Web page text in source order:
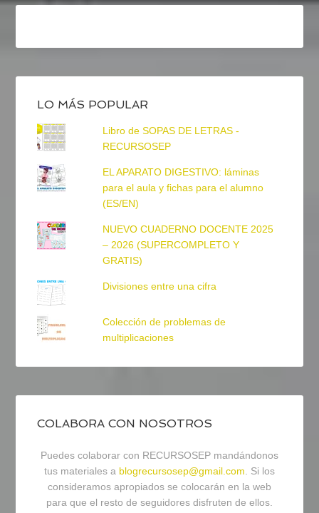
LO MÁS POPULAR
Libro de SOPAS DE LETRAS -
RECURSOSEP
EL APARATO DIGESTIVO: láminas
para el aula y fichas para el alumno
(ES/EN)
NUEVO CUADERNO DOCENTE 2025
– 2026 (SUPERCOMPLETO Y
GRATIS)
Divisiones entre una cifra
Colección de problemas de
multiplicaciones
COLABORA CON NOSOTROS
Puedes colaborar con RECURSOSEP mandándonos
tus materiales a blogrecursosep@gmail.com. Si los
consideramos apropiados se colocarán en la web
para que el resto de seguidores disfruten de ellos.